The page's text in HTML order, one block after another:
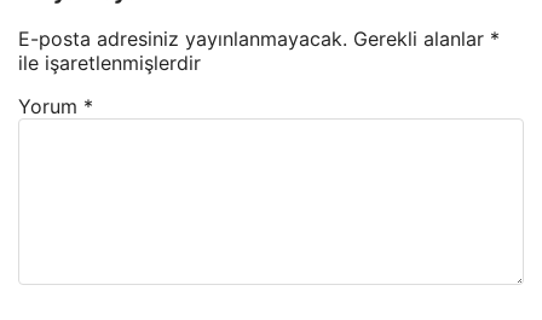
E-posta adresiniz yayınlanmayacak. Gerekli alanlar *
ile işaretlenmişlerdir
Yorum *